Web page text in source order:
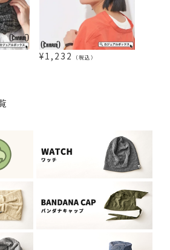
¥1,232 （税込）